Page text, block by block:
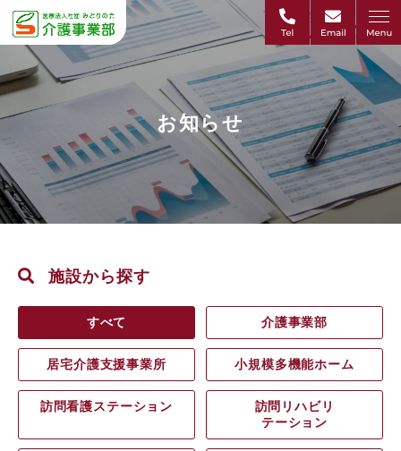
お知らせ
施設から探す
すべて 介護事業部
居宅介護支援事業所 小規模多機能ホーム
訪問看護ステーション
訪問リハビリ
テーション